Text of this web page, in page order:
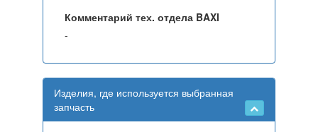
Комментарий тех. отдела BAXI
-
Изделия, где используется выбранная
запчасть